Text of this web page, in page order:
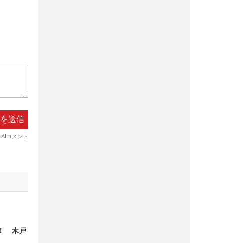
木戸